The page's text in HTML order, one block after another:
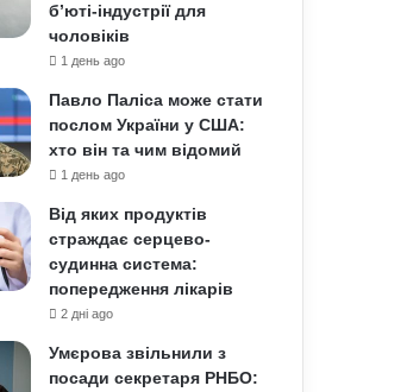
б’юті-індустрії для
чоловіків
1 день ago
Павло Паліса може стати
послом України у США:
хто він та чим відомий
1 день ago
Від яких продуктів
страждає серцево-
судинна система:
попередження лікарів
2 дні ago
Умєрова звільнили з
посади секретаря РНБО: